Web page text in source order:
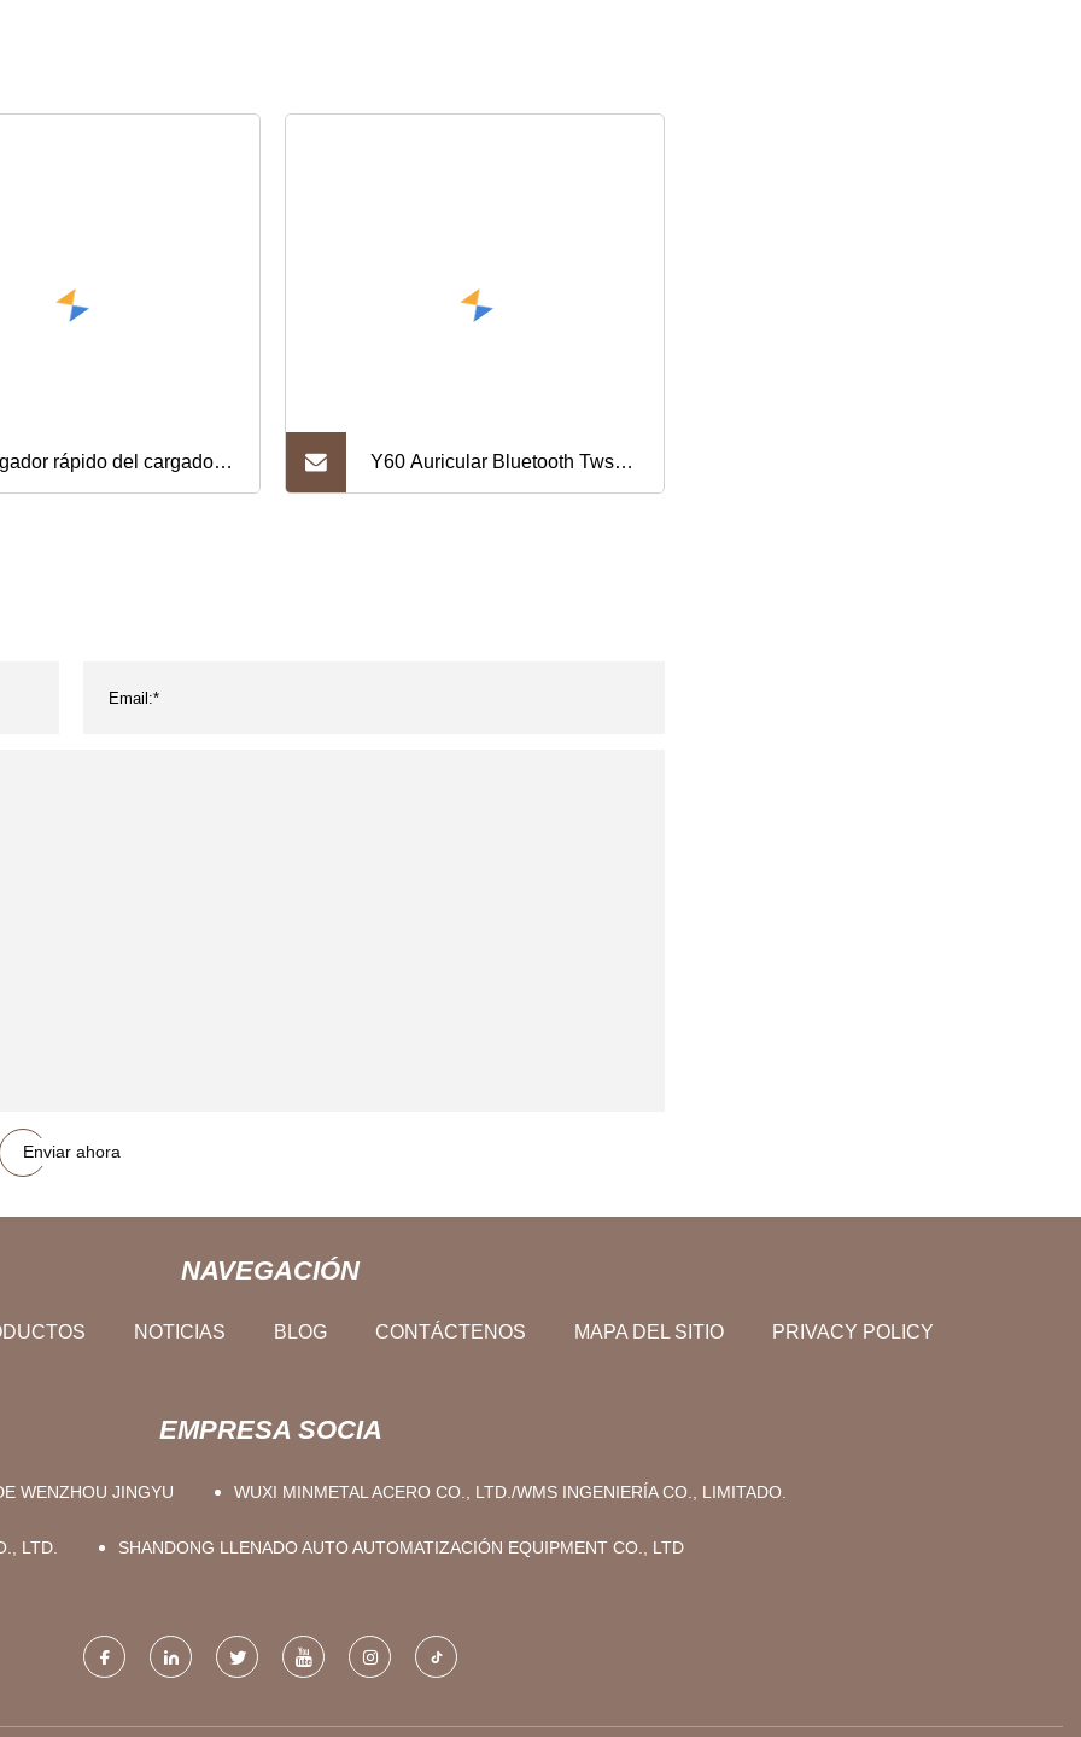
rápido del cargador
móvil de Iphone
Y60 Auricular Bluetooth Tws
Enviar ahora
NAVEGACIÓN
NOTICIAS BLOG CONTÁCTENOS MAPA DEL SITIO PRIVACY POLICY
EMPRESA SOCIA
WENZHOU JINGYU WUXI MINMETAL ACERO CO., LTD./WMS INGENIERÍA CO., LIMITADO.
LTD. SHANDONG LLENADO AUTO AUTOMATIZACIÓN EQUIPMENT CO., LTD